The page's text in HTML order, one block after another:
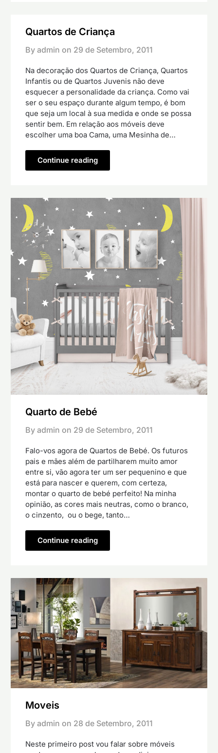
Quartos de Criança
By admin on 29 de Setembro, 2011
Na decoração dos Quartos de Criança, Quartos
Infantis ou de Quartos Juvenis não deve
esquecer a personalidade da criança. Como vai
ser o seu espaço durante algum tempo, é bom
que seja um local à sua medida e onde se possa
sentir bem. Em relação aos móveis deve
escolher uma boa Cama, uma Mesinha de…
Continue reading
Quarto de Bebé
By admin on 29 de Setembro, 2011
Falo-vos agora de Quartos de Bebé. Os futuros
pais e mães além de partilharem muito amor
entre si, vão agora ter um ser pequenino e que
está para nascer e querem, com certeza,
montar o quarto de bebé perfeito! Na minha
opinião, as cores mais neutras, como o branco,
o cinzento, ou o bege, tanto…
Continue reading
Moveis
By admin on 28 de Setembro, 2011
Neste primeiro post vou falar sobre móveis